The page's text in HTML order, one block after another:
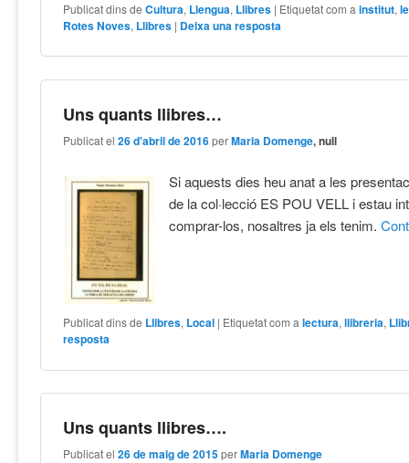
Publicat dins de Cultura, Llengua, Llibres | Etiquetat com a institut,
Rotes Noves, Llibres | Deixa una resposta
Uns quants llibres…
Publicat el26 d'abril de 2016 perMaria Domenge, null
Si aquests dies heu anat a les
de la col·lecció ES POU VELL i estau
comprar-los, nosaltres ja els tenim.
Publicat dins de Llibres, Local | Etiquetat com a lectura,llibreria,
resposta
Uns quants llibres….
Publicat el26 de maig de 2015 perMaria Domenge